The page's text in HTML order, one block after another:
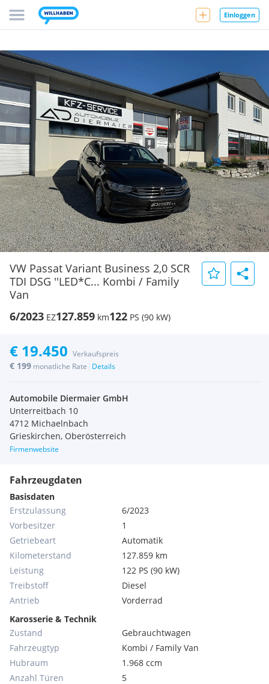
Einloggen
VW Passat Variant Business 2,0 SCR
TDI DSG ''LED*C... Kombi / Family
Van
6/2023 EZ127.859 km122 PS (90 kW)
€ 19.450 Verkaufspreis
€ 199 monatliche Rate Details
Automobile Diermaier GmbH
Unterreitbach 10
4712 Michaelnbach
Grieskirchen, Oberösterreich
Firmenwebsite
Fahrzeugdaten
Basisdaten
Erstzulassung
6/2023
Vorbesitzer
1
Getriebeart
Automatik
Kilometerstand
127.859 km
Leistung
122 PS (90 kW)
Treibstoff
Diesel
Antrieb
Vorderrad
Karosserie & Technik
Zustand
Gebrauchtwagen
Fahrzeugtyp
Kombi / Family Van
Hubraum
1.968 ccm
Anzahl Türen
5